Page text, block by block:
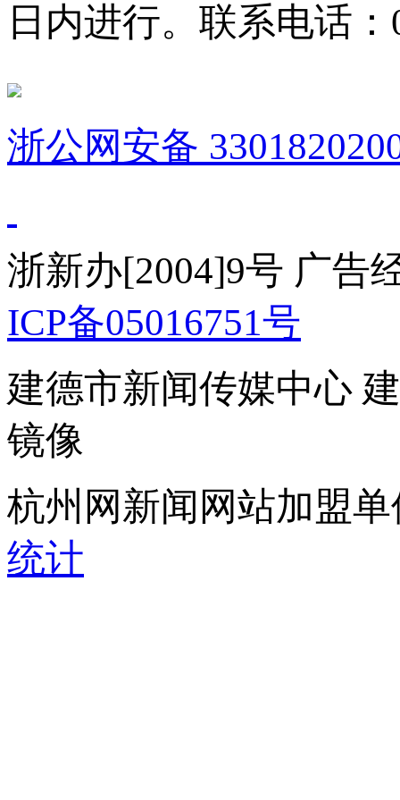
日内进行。联系电话：
浙公网安备
浙新办[2004]9号 广告
ICP备05016751号
建德市新闻传媒中心
镜像
杭州网新闻网站加盟
统计